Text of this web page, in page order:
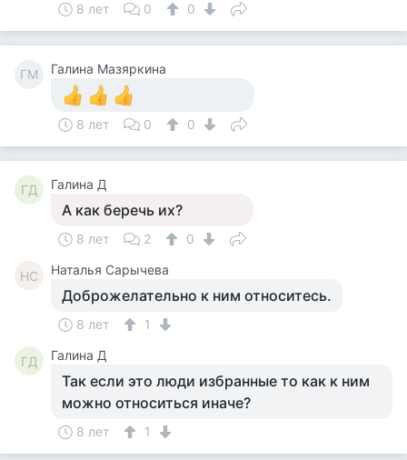
8 лет 0 0
ГМ Галина Мазяркина
8 лет 0 0
ГД Галина Д
А как беречь их?
8 лет 2 0
НС Наталья Сарычева
Доброжелательно к ним относитесь.
8 лет 1
ГД Галина Д
Так если это люди избранные то как к ним
можно относиться иначе?
8 лет 1